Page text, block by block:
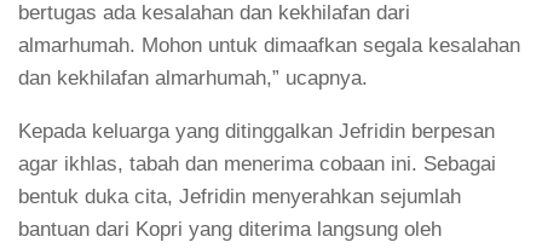
bertugas ada kesalahan dan kekhilafan dari
almarhumah. Mohon untuk dimaafkan segala kesalahan
dan kekhilafan almarhumah,” ucapnya.
Kepada keluarga yang ditinggalkan Jefridin berpesan
agar ikhlas, tabah dan menerima cobaan ini. Sebagai
bentuk duka cita, Jefridin menyerahkan sejumlah
bantuan dari Kopri yang diterima langsung oleh